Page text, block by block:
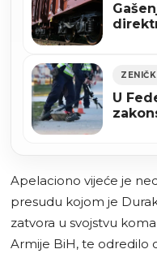
U
Apelaciono vijeće je
presudu kojom je
zatvora u svojstvu
Armije BiH, te odredilo